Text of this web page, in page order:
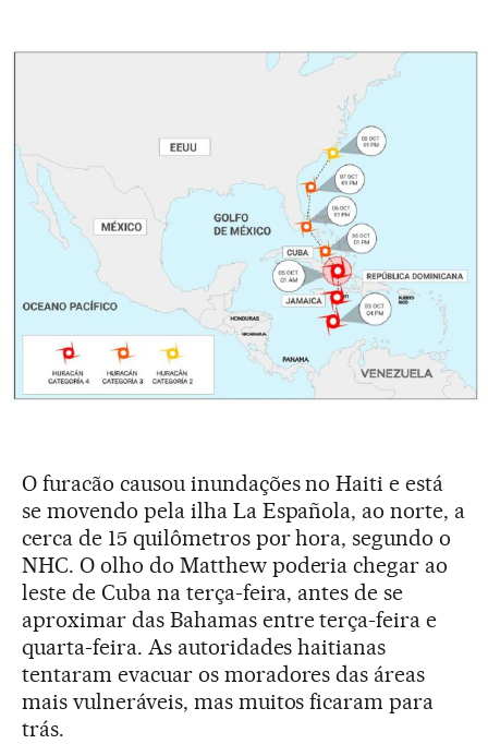
O furacão causou inundações no Haiti e está
se movendo pela ilha La Española, ao norte, a
cerca de 15 quilômetros por hora, segundo o
NHC. O olho do Matthew poderia chegar ao
leste de Cuba na terça-feira, antes de se
aproximar das Bahamas entre terça-feira e
quarta-feira. As autoridades haitianas
tentaram evacuar os moradores das áreas
mais vulneráveis, mas muitos ficaram para
trás.